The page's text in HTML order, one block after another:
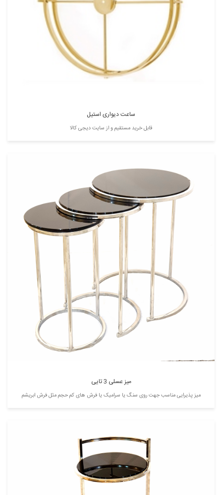
ساعت دیواری استیل
قابل خرید مستقیم و از سایت دیجی کالا
میز عسلی 3 تایی
میز پذیرایی مناسب جهت روی سنگ یا سرامیک یا فرش های کم حجم مثل فرش ابریشم